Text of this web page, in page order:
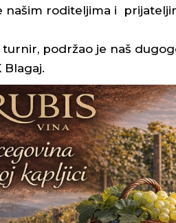
našim roditeljima i
turnir, podržao je naš
Blagaj.